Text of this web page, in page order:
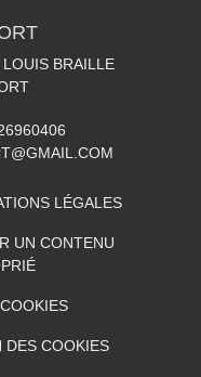
LOUIS BRAILLE
LÉGALES
UN CONTENU
DES COOKIES